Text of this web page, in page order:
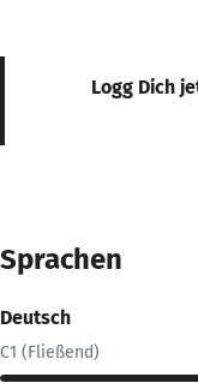
Logg Dich
Sprachen
Deutsch
C1 (Fließend)